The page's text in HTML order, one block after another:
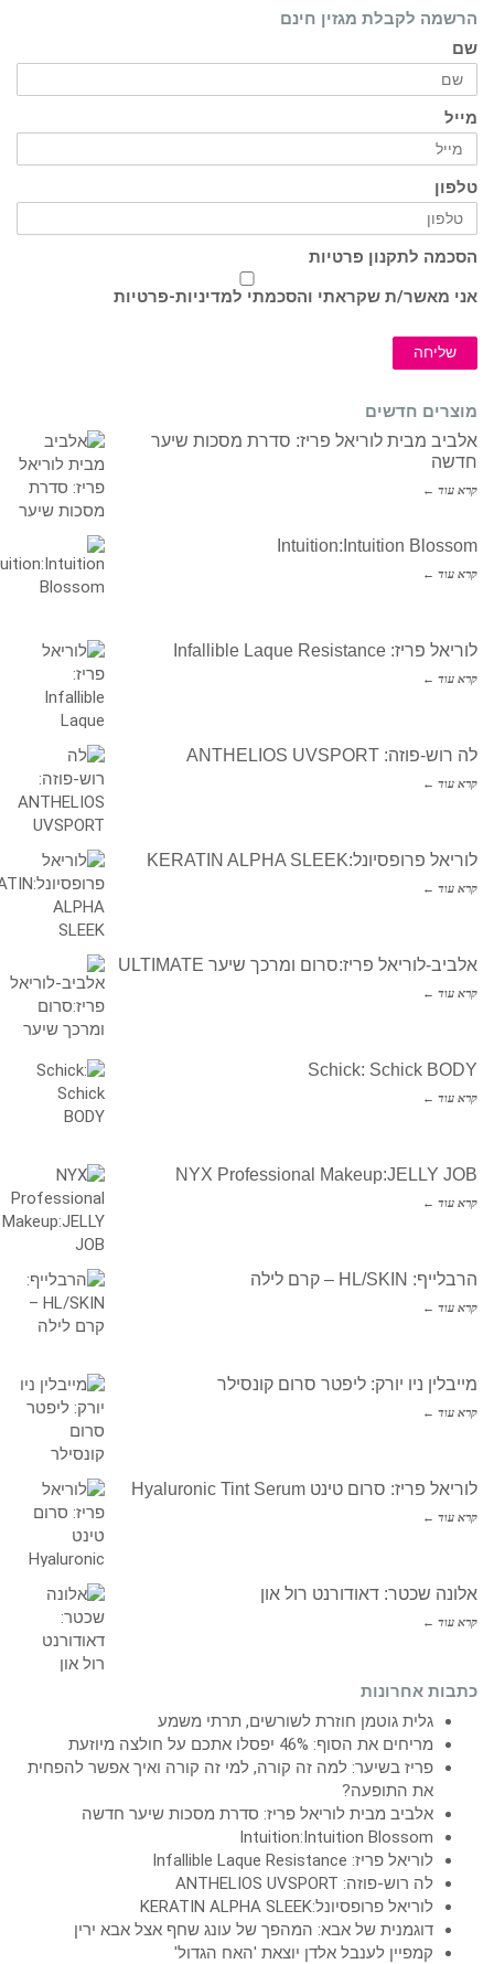
הרשמה לקבלת מגזין חינם
שם
מייל
טלפון
הסכמה לתקנון פרטיות
אני מאשר/ת שקראתי והסכמתי למדיניות-פרטיות
שליחה
מוצרים חדשים
אלביב מבית לוריאל פריז: סדרת מסכות שיער
חדשה
קרא עוד ←
Intuition:Intuition Blossom
קרא עוד ←
לוריאל פריז: Infallible Laque Resistance
קרא עוד ←
לה רוש-פוזה: ANTHELIOS UVSPORT
קרא עוד ←
לוריאל פרופסיונל:KERATIN ALPHA SLEEK
קרא עוד ←
אלביב-לוריאל פריז:סרום ומרכך שיער ULTIMATE
קרא עוד ←
Schick: Schick BODY
קרא עוד ←
NYX Professional Makeup:JELLY JOB
קרא עוד ←
הרבלייף: HL/SKIN – קרם לילה
קרא עוד ←
מייבלין ניו יורק: ליפטר סרום קונסילר
קרא עוד ←
לוריאל פריז: סרום טינט Hyaluronic Tint Serum
קרא עוד ←
אלונה שכטר: דאודורנט רול און
קרא עוד ←
כתבות אחרונות
גלית גוטמן חוזרת לשורשים, תרתי משמע
מריחים את הסוף: 46% יפסלו אתכם על חולצה מיוזעת
פריז בשיער: למה זה קורה, למי זה קורה ואיך אפשר להפחית
את התופעה?
אלביב מבית לוריאל פריז: סדרת מסכות שיער חדשה
Intuition:Intuition Blossom
לוריאל פריז: Infallible Laque Resistance
לה רוש-פוזה: ANTHELIOS UVSPORT
לוריאל פרופסיונל:KERATIN ALPHA SLEEK
דוגמנית של אבא: המהפך של עונג שחף אצל אבא ירין
קמפיין לענבל אלדן יוצאת 'האח הגדול'